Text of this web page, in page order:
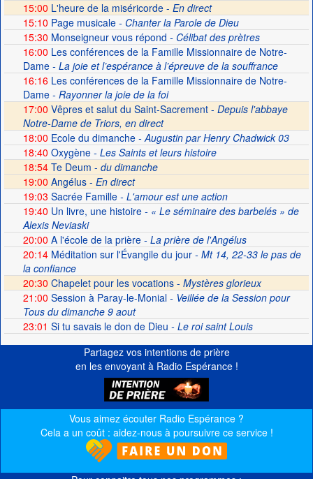
15:00 L'heure de la miséricorde - En direct
15:10 Page musicale- Chanter la Parole de Dieu
15:30 Monseigneur vous répond - Célibat des prètres
16:00 Les conférences de la Famille Missionnaire de Notre-
Dame- La joie et l’espérance à l’épreuve de la souffrance
16:16Les conférences de la Famille Missionnaire de Notre-
Dame- Rayonner la joie de la foi
17:00 Vêpres et salut du Saint-Sacrement - Depuis l'abbaye
Notre-Dame de Triors, en direct
18:00 Ecole du dimanche- Augustin par Henry Chadwick 03
18:40 Oxygène- Les Saints et leurs histoire
18:54Te Deum - du dimanche
19:00 Angélus - En direct
19:03 Sacrée Famille- L'amour est une action
19:40 Un livre, une histoire- « Le séminaire des barbelés » de
Alexis Neviaski
20:00 A l'école de la prière- La prière de l'Angélus
20:14Méditation sur l'Évangile du jour- Mt 14, 22-33 le pas de
la confiance
20:30 Chapelet pour les vocations - Mystères glorieux
21:00 Session à Paray-le-Monial- Veillée de la Session pour
Tous du dimanche 9 aout
23:01 Si tu savais le don de Dieu - Le roi saint Louis
Partagez vos intentions de prière
en les envoyant à Radio Espérance !
Vous aimez écouter Radio Espérance ?
Cela a un coût : aidez-nous à poursuivre ce service !